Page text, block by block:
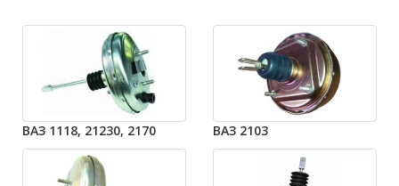
ВАЗ 1118, 21230, 2170 ВАЗ 2103